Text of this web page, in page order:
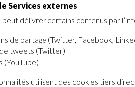
Services externes
délivrer certains contenus par
de partage (Twitter, Facebook,
tweets (Twitter)
(YouTube)
utilisent des cookies tiers